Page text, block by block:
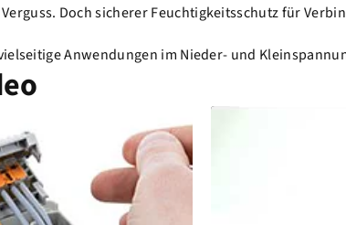
Doch sicherer Feuchtigkeitsschutz für
Anwendungen im Nieder- und